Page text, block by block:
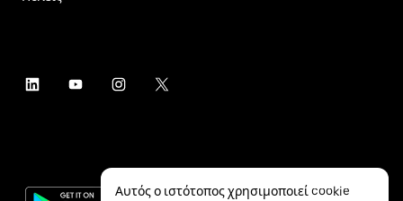
Αυτός ο ιστότοπος χρησιμοποιεί cookie